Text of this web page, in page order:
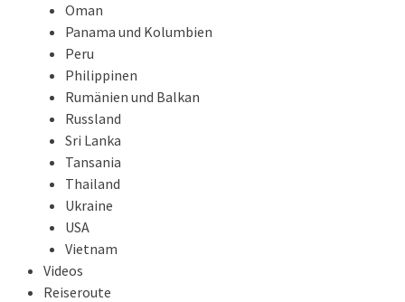
Oman
Panama und Kolumbien
Peru
Philippinen
Rumänien und Balkan
Russland
Sri Lanka
Tansania
Thailand
Ukraine
USA
Vietnam
Videos
Reiseroute